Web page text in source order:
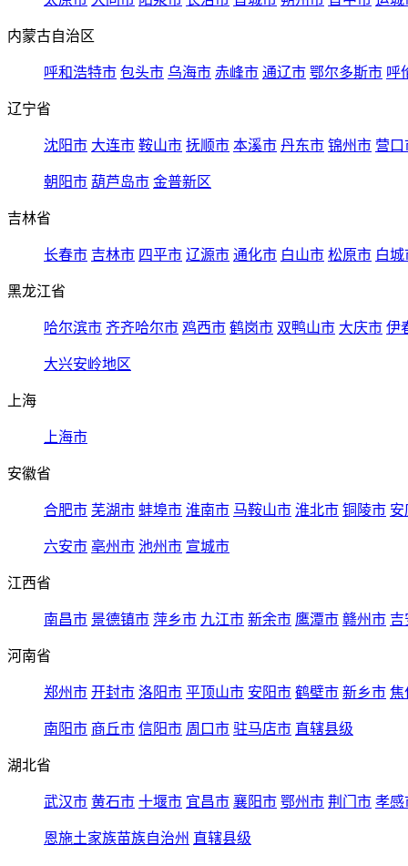
内蒙古自治区
呼和浩特市 包头市 乌海市 赤峰市 通辽市 鄂尔多斯市 呼
辽宁省
沈阳市 大连市 鞍山市 抚顺市 本溪市 丹东市 锦州市 营口
朝阳市 葫芦岛市 金普新区
吉林省
长春市 吉林市 四平市 辽源市 通化市 白山市 松原市 白城
黑龙江省
哈尔滨市 齐齐哈尔市 鸡西市 鹤岗市 双鸭山市 大庆市 伊
大兴安岭地区
上海
上海市
安徽省
合肥市 芜湖市 蚌埠市 淮南市 马鞍山市 淮北市 铜陵市 安
六安市 亳州市 池州市 宣城市
江西省
南昌市 景德镇市 萍乡市 九江市 新余市 鹰潭市 赣州市 吉
河南省
郑州市 开封市 洛阳市 平顶山市 安阳市 鹤壁市 新乡市 焦
南阳市 商丘市 信阳市 周口市 驻马店市 直辖县级
湖北省
武汉市 黄石市 十堰市 宜昌市 襄阳市 鄂州市 荆门市 孝感
恩施土家族苗族自治州 直辖县级